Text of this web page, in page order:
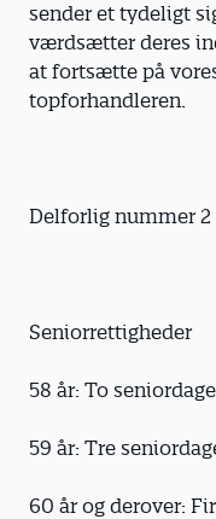
sender et tydeligt
værdsætter deres
at fortsætte på
topforhandleren.
Delforlig nummer 2
Seniorrettigheder
58 år: To
59 år: Tre
60 år og derover: